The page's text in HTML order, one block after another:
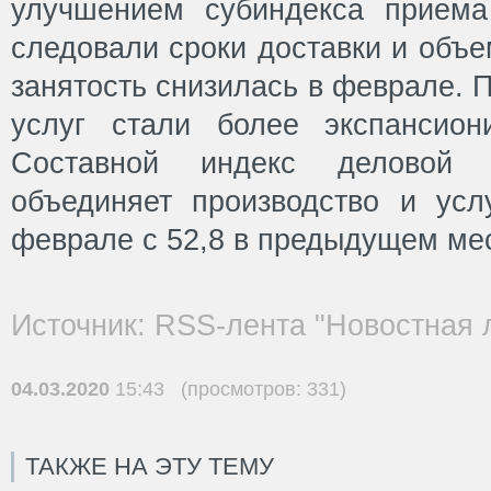
улучшением субиндекса
следовали сроки доставки и
занятость снизилась в
услуг стали более
Составной индекс деловой
объединяет производство и
феврале с 52,8 в предыдущем
Источник: RSS-лента "Новостная
04.03.2020 15:43 (просмотров: 331)
ТАКЖЕ НА ЭТУ ТЕМУ